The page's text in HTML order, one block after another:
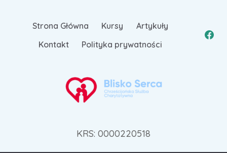
Strona Główna Kursy
Artykuły
Kontakt
Polityka prywatności
KRS: 0000220518